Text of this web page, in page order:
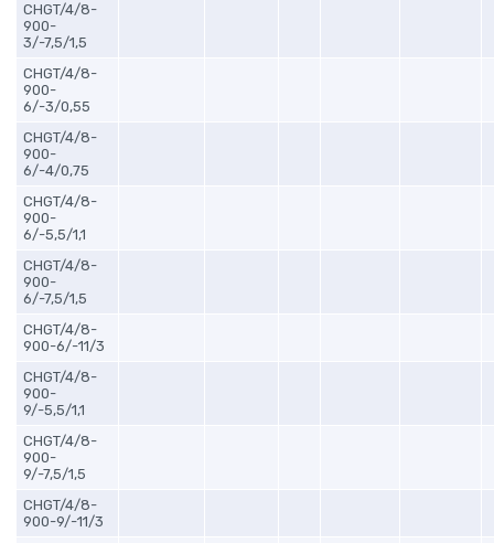
CHGT/4/8-
900-
3/-7,5/1,5
CHGT/4/8-
900-
6/-3/0,55
CHGT/4/8-
900-
6/-4/0,75
CHGT/4/8-
900-
6/-5,5/1,1
CHGT/4/8-
900-
6/-7,5/1,5
CHGT/4/8-
900-6/-11/3
CHGT/4/8-
900-
9/-5,5/1,1
CHGT/4/8-
900-
9/-7,5/1,5
CHGT/4/8-
900-9/-11/3